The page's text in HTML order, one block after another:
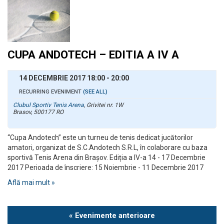
CUPA ANDOTECH – EDITIA A IV A
14 DECEMBRIE 2017 18:00 - 20:00
RECURRING EVENIMENT (SEE ALL)
Clubul Sportiv Tenis Arena, Grivitei nr. 1W
Brasov, 500177 RO
“Cupa Andotech” este un turneu de tenis dedicat jucătorilor
amatori, organizat de S.C.Andotech S.R.L, în colaborare cu baza
sportivă Tenis Arena din Brașov. Ediția a lV-a 14 - 17 Decembrie
2017 Perioada de înscriere: 15 Noiembrie - 11 Decembrie 2017
Află mai mult »
Evenimente« Evenimente anterioare